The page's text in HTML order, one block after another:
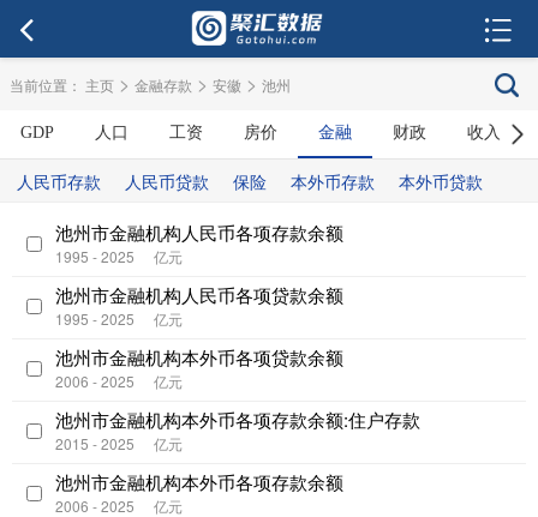
当前位置： 主页 > 金融存款 > 安徽 > 池州
GDP 人口 工资 房价 金融 财政 收入
人民币存款 人民币贷款 保险 本外币存款 本外币贷款
池州市金融机构人民币各项存款余额
1995 - 2025 亿元
池州市金融机构人民币各项贷款余额
1995 - 2025 亿元
池州市金融机构本外币各项贷款余额
2006 - 2025 亿元
池州市金融机构本外币各项存款余额:住户存款
2015 - 2025 亿元
池州市金融机构本外币各项存款余额
2006 - 2025 亿元